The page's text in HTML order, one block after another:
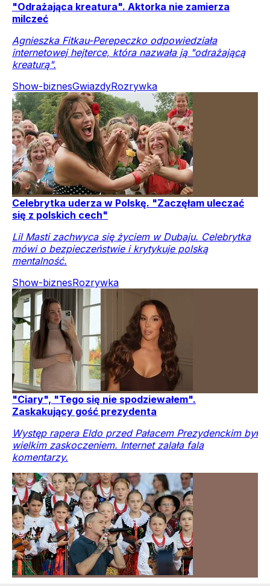
"Odrażająca kreatura". Aktorka nie zamierza
milczeć
Agnieszka Fitkau-Perepeczko odpowiedziała
internetowej hejterce, która nazwała ją "odrażającą
kreaturą".
Show-biznesGwiazdyRozrywka
Celebrytka uderza w Polskę. "Zaczęłam uleczać
się z polskich cech"
Lil Masti zachwyca się życiem w Dubaju. Celebrytka
mówi o bezpieczeństwie i krytykuje polską
mentalność.
Show-biznesRozrywka
"Ciary", "Tego się nie spodziewałem".
Zaskakujący gość prezydenta
Występ rapera Eldo przed Pałacem Prezydenckim był
wielkim zaskoczeniem. Internet zalała fala
komentarzy.